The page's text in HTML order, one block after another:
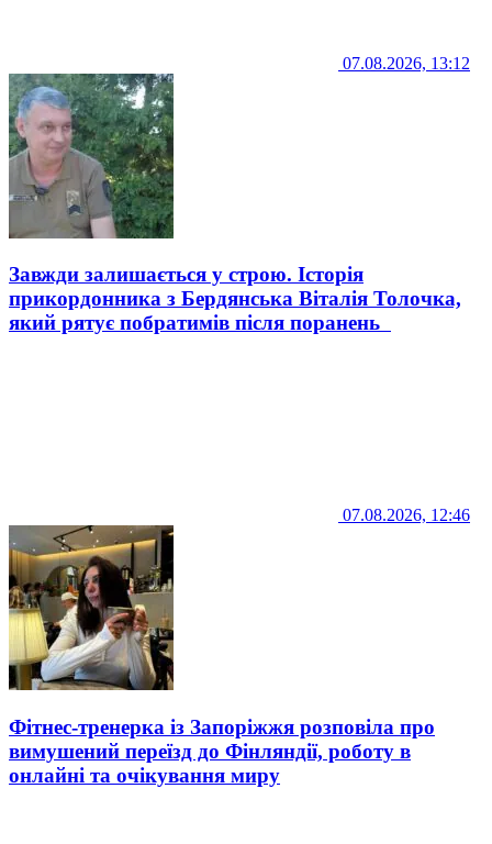
07.08.2026, 13:12
Завжди залишається у строю. Історія
прикордонника з Бердянська Віталія Толочка,
який рятує побратимів після поранень
07.08.2026, 12:46
Фітнес-тренерка із Запоріжжя розповіла про
вимушений переїзд до Фінляндії, роботу в
онлайні та очікування миру